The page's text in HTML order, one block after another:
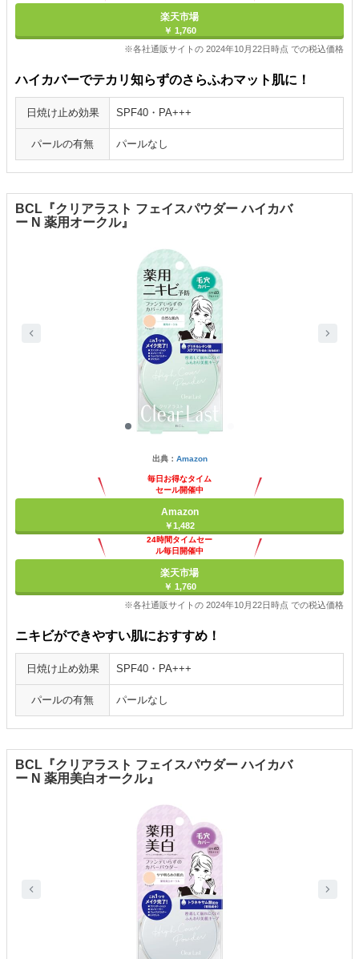
楽天市場
￥ 1,760
※各社通販サイトの 2024年10月22日時点 での税込価格
ハイカバーでテカリ知らずのさらふわマット肌に！
日焼け止め効果 SPF40・PA+++
パールの有無 パールなし
BCL『クリアラスト フェイスパウダー ハイカバ
ー N 薬用オークル』
出典： Amazon
毎日お得なタイム
セール開催中
Amazon
￥1,482
24時間タイムセー
ル毎日開催中
楽天市場
￥ 1,760
※各社通販サイトの 2024年10月22日時点 での税込価格
ニキビができやすい肌におすすめ！
日焼け止め効果 SPF40・PA+++
パールの有無 パールなし
BCL『クリアラスト フェイスパウダー ハイカバ
ー N 薬用美白オークル』